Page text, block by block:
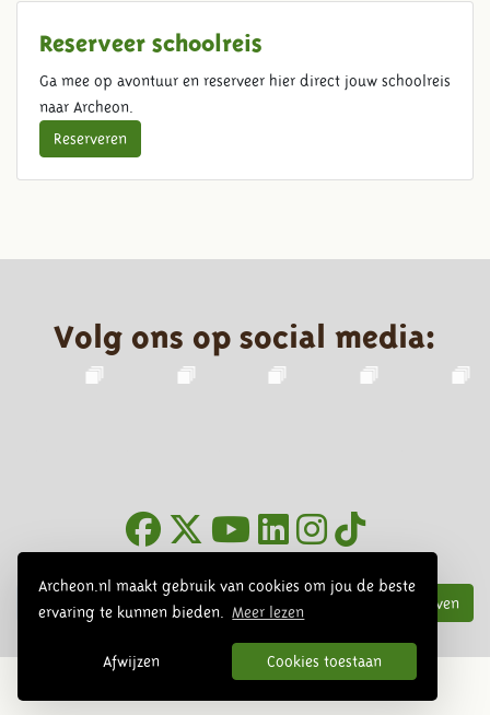
Archeon.nl maakt gebruik van cookies om jou de beste
ervaring te kunnen bieden.
Meer lezen
Afwijzen Cookies toestaan
Reserveer schoolreis
Ga mee op avontuur en reserveer hier direct jouw schoolreis
naar Archeon.
Reserveren
Volg ons op social media:
Inschrijven